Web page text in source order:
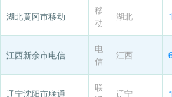
湖北黄冈市移动
移
动
湖北
江西新余市电信
电
信
江西
辽宁沈阳市联通
联
辽宁